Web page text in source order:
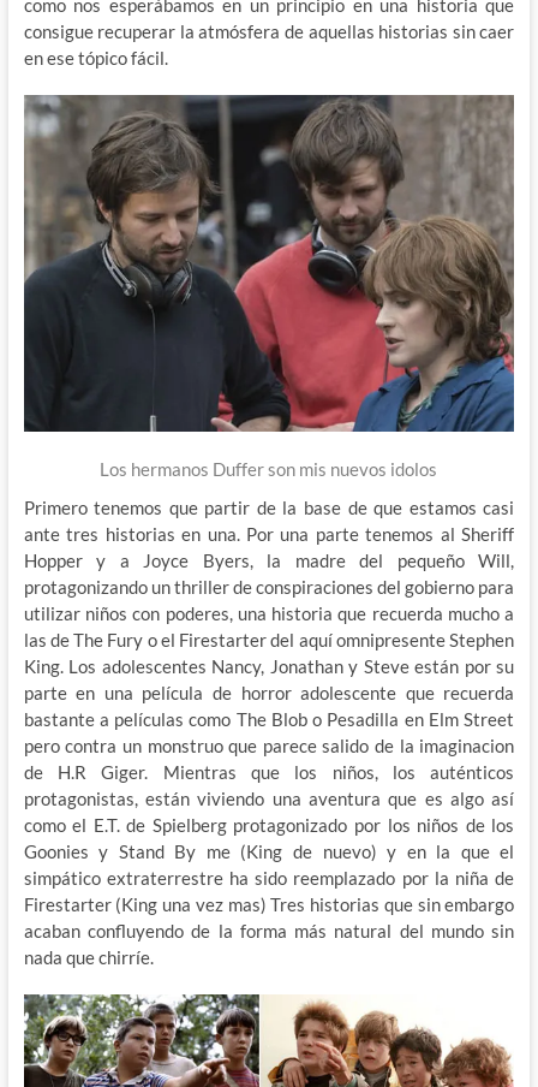
como nos esperábamos en un principio en una historia que
consigue recuperar la atmósfera de aquellas historias sin caer
en ese tópico fácil.
Los hermanos Duffer son mis nuevos idolos
Primero tenemos que partir de la base de que estamos casi
ante tres historias en una. Por una parte tenemos al Sheriff
Hopper y a Joyce Byers, la madre del pequeño Will,
protagonizando un thriller de conspiraciones del gobierno para
utilizar niños con poderes, una historia que recuerda mucho a
las de The Fury o el Firestarter del aquí omnipresente Stephen
King. Los adolescentes Nancy, Jonathan y Steve están por su
parte en una película de horror adolescente que recuerda
bastante a películas como The Blob o Pesadilla en Elm Street
pero contra un monstruo que parece salido de la imaginacion
de H.R Giger. Mientras que los niños, los auténticos
protagonistas, están viviendo una aventura que es algo así
como el E.T. de Spielberg protagonizado por los niños de los
Goonies y Stand By me (King de nuevo) y en la que el
simpático extraterrestre ha sido reemplazado por la niña de
Firestarter (King una vez mas) Tres historias que sin embargo
acaban confluyendo de la forma más natural del mundo sin
nada que chirríe.